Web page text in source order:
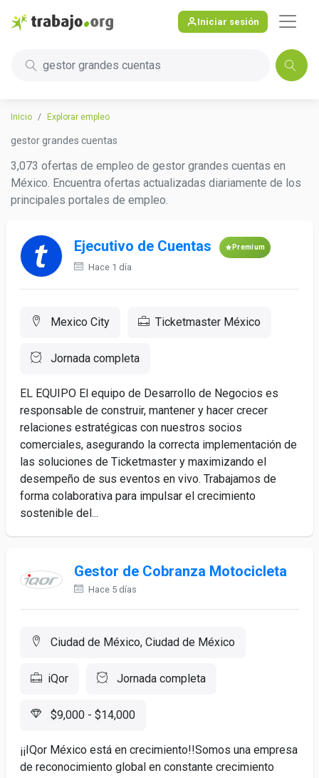
Iniciar sesión
gestor grandes cuentas
Inicio Explorar empleo
gestor grandes cuentas
3,073 ofertas de empleo de gestor grandes cuentas en
México. Encuentra ofertas actualizadas diariamente de los
principales portales de empleo.
Ejecutivo de Cuentas Premium
Hace 1 día
Mexico City Ticketmaster México
Jornada completa
EL EQUIPO El equipo de Desarrollo de Negocios es
responsable de construir, mantener y hacer crecer
relaciones estratégicas con nuestros socios
comerciales, asegurando la correcta implementación de
las soluciones de Ticketmaster y maximizando el
desempeño de sus eventos en vivo. Trabajamos de
forma colaborativa para impulsar el crecimiento
sostenible del...
Gestor de Cobranza Motocicleta
Hace 5 días
Ciudad de México, Ciudad de México
iQor Jornada completa
$9,000 - $14,000
¡¡IQor México está en crecimiento!!Somos una empresa
de reconocimiento global en constante crecimiento